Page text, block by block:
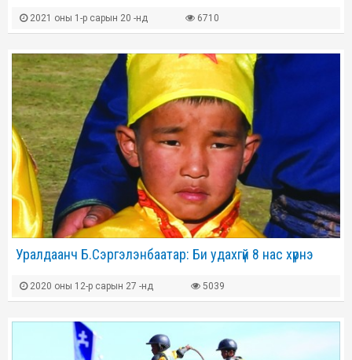
2021 оны 1-р сарын 20 -нд 6710
Уралдаанч Б.Сэргэлэнбаатар: Би удахгүй 8 нас хүрнэ
2020 оны 12-р сарын 27 -нд 5039